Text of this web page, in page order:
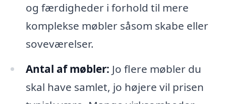
og færdigheder i forhold til mere
komplekse møbler såsom skabe eller
soveværelser.
Antal af møbler: Jo flere møbler du
skal have samlet, jo højere vil prisen